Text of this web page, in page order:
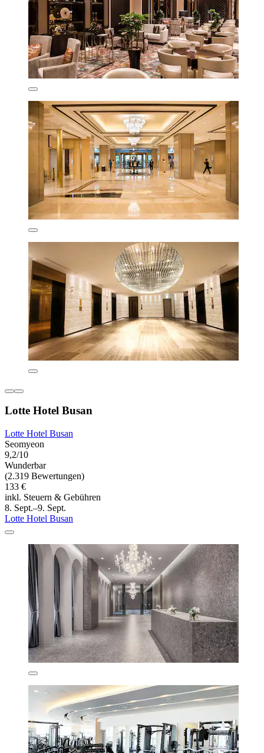
Lotte Hotel Busan
Lotte Hotel Busan
Seomyeon
9,2/10
Wunderbar
(2.319 Bewertungen)
133 €
inkl. Steuern & Gebühren
8. Sept.–9. Sept.
Lotte Hotel Busan